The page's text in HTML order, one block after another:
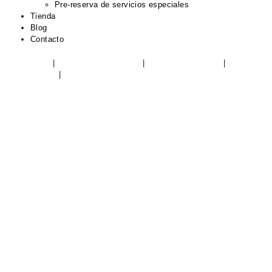
Pre-reserva de servicios especiales
Tienda
Blog
Contacto
| |
|
|